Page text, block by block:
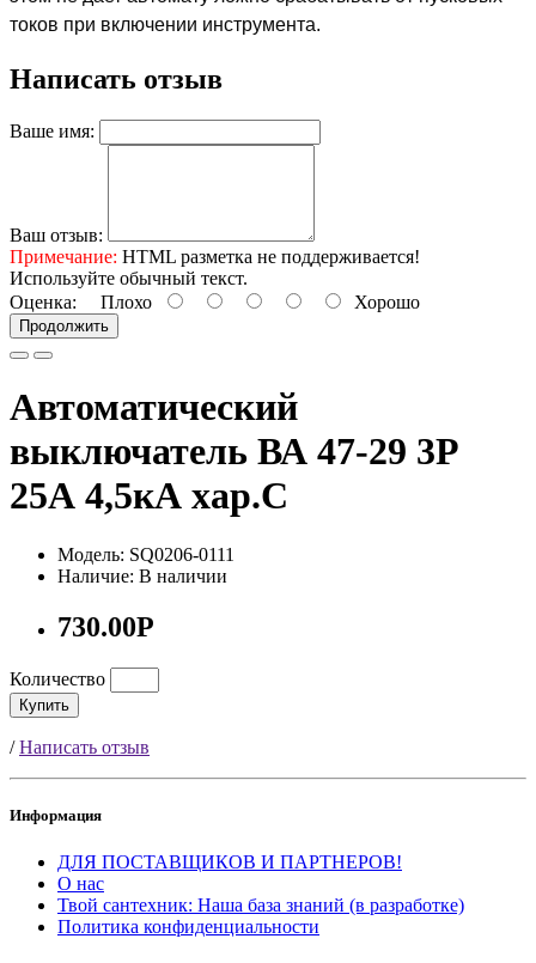
токов при включении инструмента.
Написать отзыв
Ваше имя:
Ваш отзыв:
Примечание: HTML разметка не поддерживается!
Используйте обычный текст.
Оценка: Плохо Хорошо
Продолжить
Автоматический
выключатель ВА 47-29 3Р
25А 4,5кА хар.С
Модель: SQ0206-0111
Наличие: В наличии
730.00Р
Количество
Купить
/Написать отзыв
Информация
ДЛЯ ПОСТАВЩИКОВ И ПАРТНЕРОВ!
О нас
Твой сантехник: Наша база знаний (в разработке)
Политика конфиденциальности